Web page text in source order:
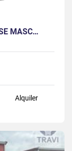
MASC…
Alquiler